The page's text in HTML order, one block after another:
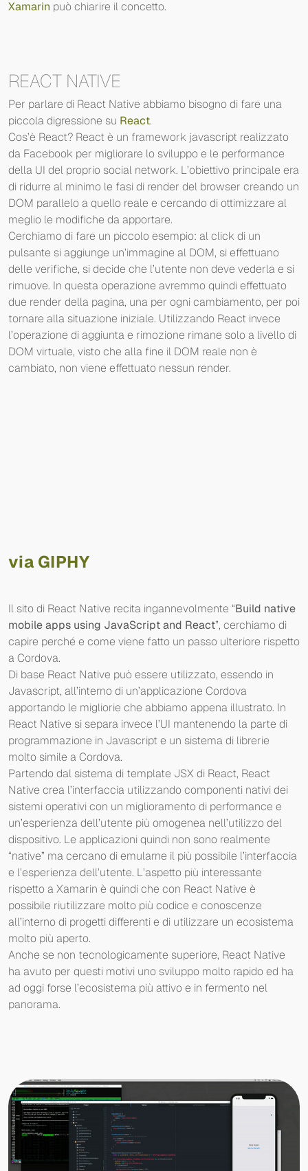
Xamarin può chiarire il concetto.
REACT NATIVE
Per parlare di React Native abbiamo bisogno di fare una
piccola digressione su React.
Cos’è React? React è un framework javascript realizzato
da Facebook per migliorare lo sviluppo e le performance
della UI del proprio social network. L’obiettivo principale era
di ridurre al minimo le fasi di render del browser creando un
DOM parallelo a quello reale e cercando di ottimizzare al
meglio le modifiche da apportare.
Cerchiamo di fare un piccolo esempio: al click di un
pulsante si aggiunge un’immagine al DOM, si effettuano
delle verifiche, si decide che l’utente non deve vederla e si
rimuove. In questa operazione avremmo quindi effettuato
due render della pagina, una per ogni cambiamento, per poi
tornare alla situazione iniziale. Utilizzando React invece
l’operazione di aggiunta e rimozione rimane solo a livello di
DOM virtuale, visto che alla fine il DOM reale non è
cambiato, non viene effettuato nessun render.
via GIPHY
Il sito di React Native recita ingannevolmente “Build native
mobile apps using JavaScript and React”, cerchiamo di
capire perché e come viene fatto un passo ulteriore rispetto
a Cordova.
Di base React Native può essere utilizzato, essendo in
Javascript, all’interno di un’applicazione Cordova
apportando le migliorie che abbiamo appena illustrato. In
React Native si separa invece l’UI mantenendo la parte di
programmazione in Javascript e un sistema di librerie
molto simile a Cordova.
Partendo dal sistema di template JSX di React, React
Native crea l’interfaccia utilizzando componenti nativi dei
sistemi operativi con un miglioramento di performance e
un’esperienza dell’utente più omogenea nell’utilizzo del
dispositivo. Le applicazioni quindi non sono realmente
“native” ma cercano di emularne il più possibile l’interfaccia
e l’esperienza dell’utente. L’aspetto più interessante
rispetto a Xamarin è quindi che con React Native è
possibile riutilizzare molto più codice e conoscenze
all’interno di progetti differenti e di utilizzare un ecosistema
molto più aperto.
Anche se non tecnologicamente superiore, React Native
ha avuto per questi motivi uno sviluppo molto rapido ed ha
ad oggi forse l’ecosistema più attivo e in fermento nel
panorama.